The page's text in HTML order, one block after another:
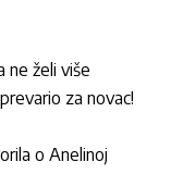
ne želi više
za novac!
o Anelinoj